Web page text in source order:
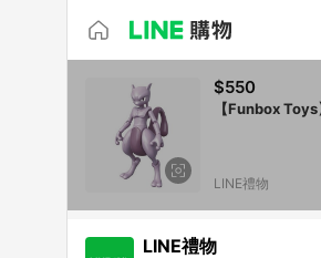
$550
【Funbox
LINE禮物
LINE禮物